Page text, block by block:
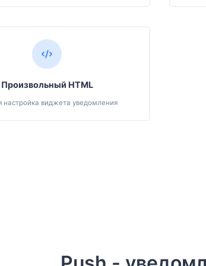
Произвольный HTML
настройка виджета уведомления